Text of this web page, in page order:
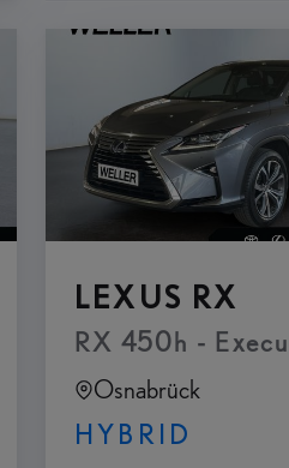
Marken²
10 Tage
LEXUS RX
RX 450h -
Osnabrück
HYBRID